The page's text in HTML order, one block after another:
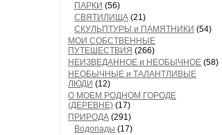
ПАРКИ (56)
СВЯТИЛИЩА (21)
СКУЛЬПТУРЫ и ПАМЯТНИКИ (54)
МОИ СОБСТВЕННЫЕ
ПУТЕШЕСТВИЯ (266)
НЕИЗВЕДАННОЕ и НЕОБЫЧНОЕ (58)
НЕОБЫЧНЫЕ и ТАЛАНТЛИВЫЕ
ЛЮДИ (12)
О МОЕМ РОДНОМ ГОРОДЕ
(ДЕРЕВНЕ) (17)
ПРИРОДА (291)
Водопады (17)